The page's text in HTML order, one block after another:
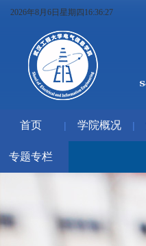
2026年8月6日星期四16:36:28
首页 | 学院概况 |
专题专栏